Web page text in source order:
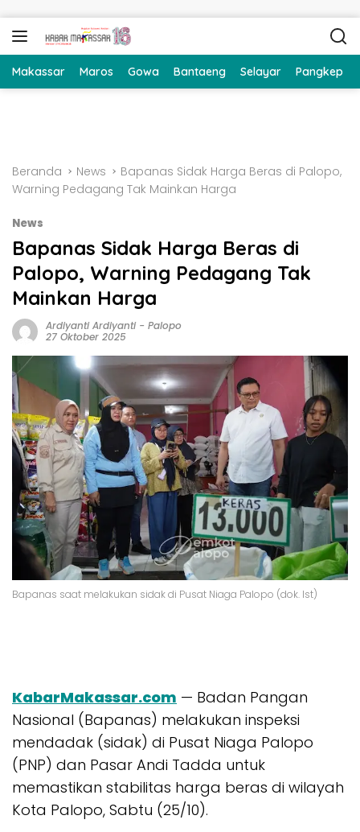
Makassar Maros Gowa Bantaeng Selayar Pangkep
Beranda News
Bapanas Sidak Harga Beras di Palopo,
Warning Pedagang Tak Mainkan Harga
News
Bapanas Sidak Harga Beras di
Palopo, Warning Pedagang Tak
Mainkan Harga
Ardiyanti Ardiyanti- Palopo
27 Oktober 2025
Bapanas saat melakukan sidak di Pusat Niaga Palopo (dok. Ist)
KabarMakassar.com — Badan Pangan
Nasional (Bapanas) melakukan inspeksi
mendadak (sidak) di Pusat Niaga Palopo
(PNP) dan Pasar Andi Tadda untuk
memastikan stabilitas harga beras di wilayah
Kota Palopo, Sabtu (25/10).